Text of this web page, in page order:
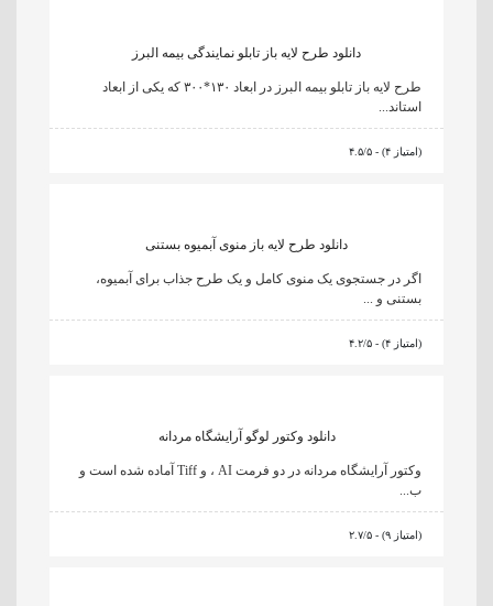
دانلود طرح لایه باز تابلو نمایندگی بیمه البرز
طرح لایه باز تابلو بیمه البرز در ابعاد ۱۳۰*۳۰۰ که یکی از ابعاد
استاند...
۴.۵/۵ - (۴ امتیاز)
دانلود طرح لایه باز منوی آبمیوه بستنی
اگر در جستجوی یک منوی کامل و یک طرح جذاب برای آبمیوه،
بستنی و ...
۴.۲/۵ - (۴ امتیاز)
دانلود وکتور لوگو آرایشگاه مردانه
وکتور آرایشگاه مردانه در دو فرمت AI ، و Tiff آماده شده است و
ب...
۲.۷/۵ - (۹ امتیاز)